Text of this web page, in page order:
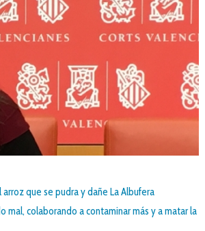
que se pudra y dañe La Albufera
mal, colaborando a contaminar más y a matar la